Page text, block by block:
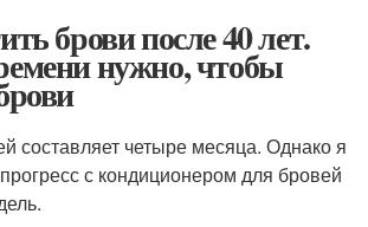
брови после 40 лет.
нужно, чтобы
составляет четыре месяца. Однако я
с кондиционером для бровей